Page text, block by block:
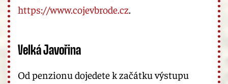
https://www.cojevbrode.cz.
Velká Javořina
Od penzionu dojedete k začátku výstupu